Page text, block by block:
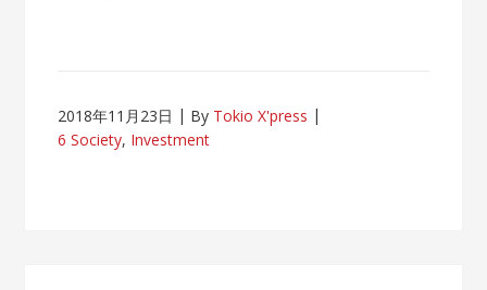
2018年11月23日 By Tokio X'press
6 Society, Investment